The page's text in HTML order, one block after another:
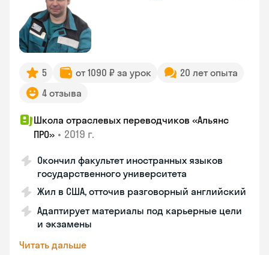
5 от 1090 ₽ за урок
20 лет опыта
4 отзыва
Школа отраслевых переводчиков «Альянс
ПРО» • 2019 г.
Окончил факультет иностранных языков
государственного университета
Жил в США, отточив разговорный английский
Адаптирует материалы под карьерные цели
и экзамены
Читать дальше